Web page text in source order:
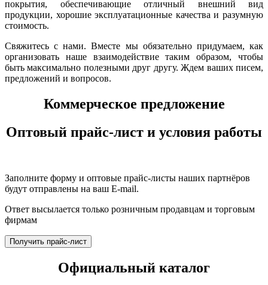
покрытия, обеспечивающие отличный внешний вид
продукции, хорошие эксплуатационные качества и разумную
стоимость.
Свяжитесь с нами. Вместе мы обязательно придумаем, как
организовать наше взаимодействие таким образом, чтобы
быть максимально полезными друг другу. Ждем ваших писем,
предложений и вопросов.
Коммерческое предложение
Оптовый прайс-лист и условия работы
Заполните форму и оптовые прайс-листы наших партнёров
будут отправлены на ваш E-mail.
Ответ высылается только розничным продавцам и торговым
фирмам
Получить прайс-лист
Официальный каталог